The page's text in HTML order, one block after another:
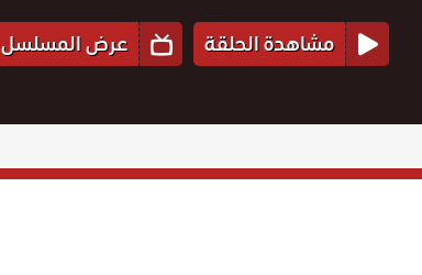
مشاهدة الحلقة عرض المسلسل